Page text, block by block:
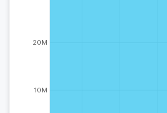
10M
20M